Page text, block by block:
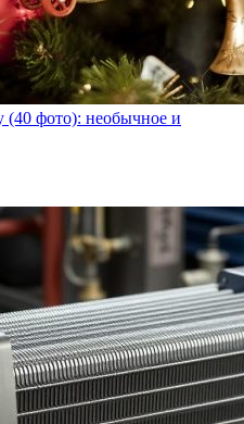
(40 фото): необычное и